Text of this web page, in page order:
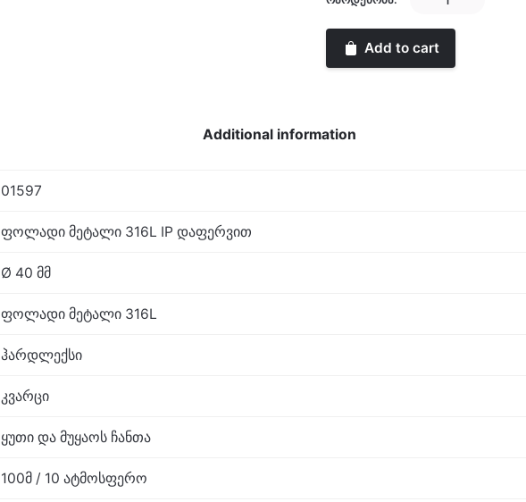
quantity
Add to cart
Additional information
01597
ფოლადი მეტალი 316L IP დაფერვით
Ø 40 მმ
ფოლადი მეტალი 316L
ჰარდლექსი
კვარცი
ყუთი და მუყაოს ჩანთა
100მ / 10 ატმოსფერო